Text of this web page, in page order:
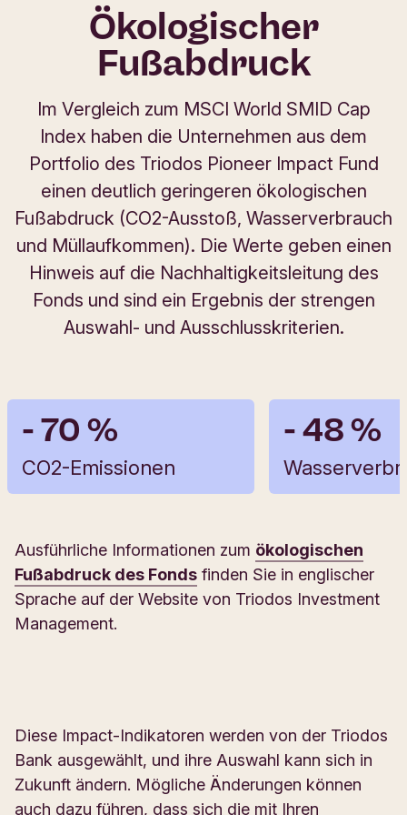
Ökologischer
Fußabdruck
Im Vergleich zum MSCI World SMID Cap
Index haben die Unternehmen aus dem
Portfolio des Triodos Pioneer Impact Fund
einen deutlich geringeren ökologischen
Fußabdruck (CO2-Ausstoß, Wasserverbrauch
und Müllaufkommen). Die Werte geben einen
Hinweis auf die Nachhaltigkeitsleitung des
Fonds und sind ein Ergebnis der strengen
Auswahl- und Ausschlusskriterien.
- 70 %
CO2-Emissionen
- 48 %
Ausführliche Informationen zum ökologischen
Fußabdruck des Fonds finden Sie in englischer
Sprache auf der Website von Triodos Investment
Management.
Diese Impact-Indikatoren werden von der Triodos
Bank ausgewählt, und ihre Auswahl kann sich in
Zukunft ändern. Mögliche Änderungen können
auch dazu führen, dass sich die mit Ihren